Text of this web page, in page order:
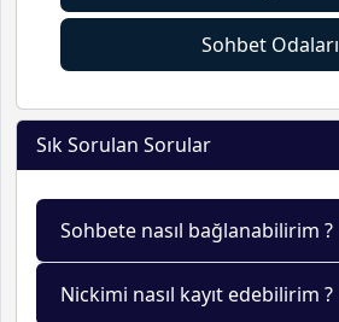
Sohbet Odaları
Sık Sorulan Sorular
Sohbete nasıl bağlanabilirim ?
Nickimi nasıl kayıt edebilirim ?